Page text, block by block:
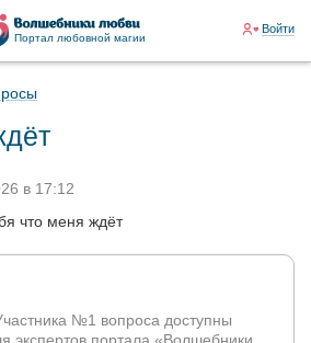
Портал любовной магии
Войти
в 17:12
что меня ждёт
№1 вопроса доступны